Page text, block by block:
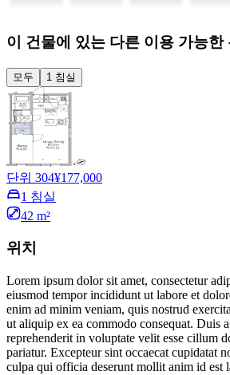
이 건물에 있는 다른 이용 가능한
모두 1 침실
단위 304¥177,000
1 침실
42 m²
위치
Lorem ipsum dolor sit amet, consectetur
eiusmod tempor incididunt ut labore et
enim ad minim veniam, quis nostrud
ut aliquip ex ea commodo consequat. Duis
reprehenderit in voluptate velit esse cillum
pariatur. Excepteur sint occaecat cupidatat
culpa qui officia deserunt mollit anim id est